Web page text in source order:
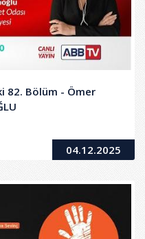
82. Bölüm - Ömer
04.12.2025